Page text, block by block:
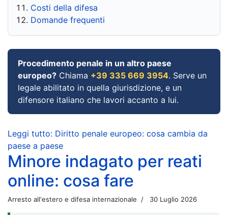
Costi della difesa
Domande frequenti
Procedimento penale in un altro paese
europeo? Chiama +39 335 669 3954. Serve un
legale abilitato in quella giurisdizione, e un
difensore italiano che lavori accanto a lui.
Leggi tutto: Diritto penale europeo: cosa cambia da
paese a paese
Minore indagato per reati
online: cosa fare
Arresto all'estero e difesa internazionale 30 Luglio 2026